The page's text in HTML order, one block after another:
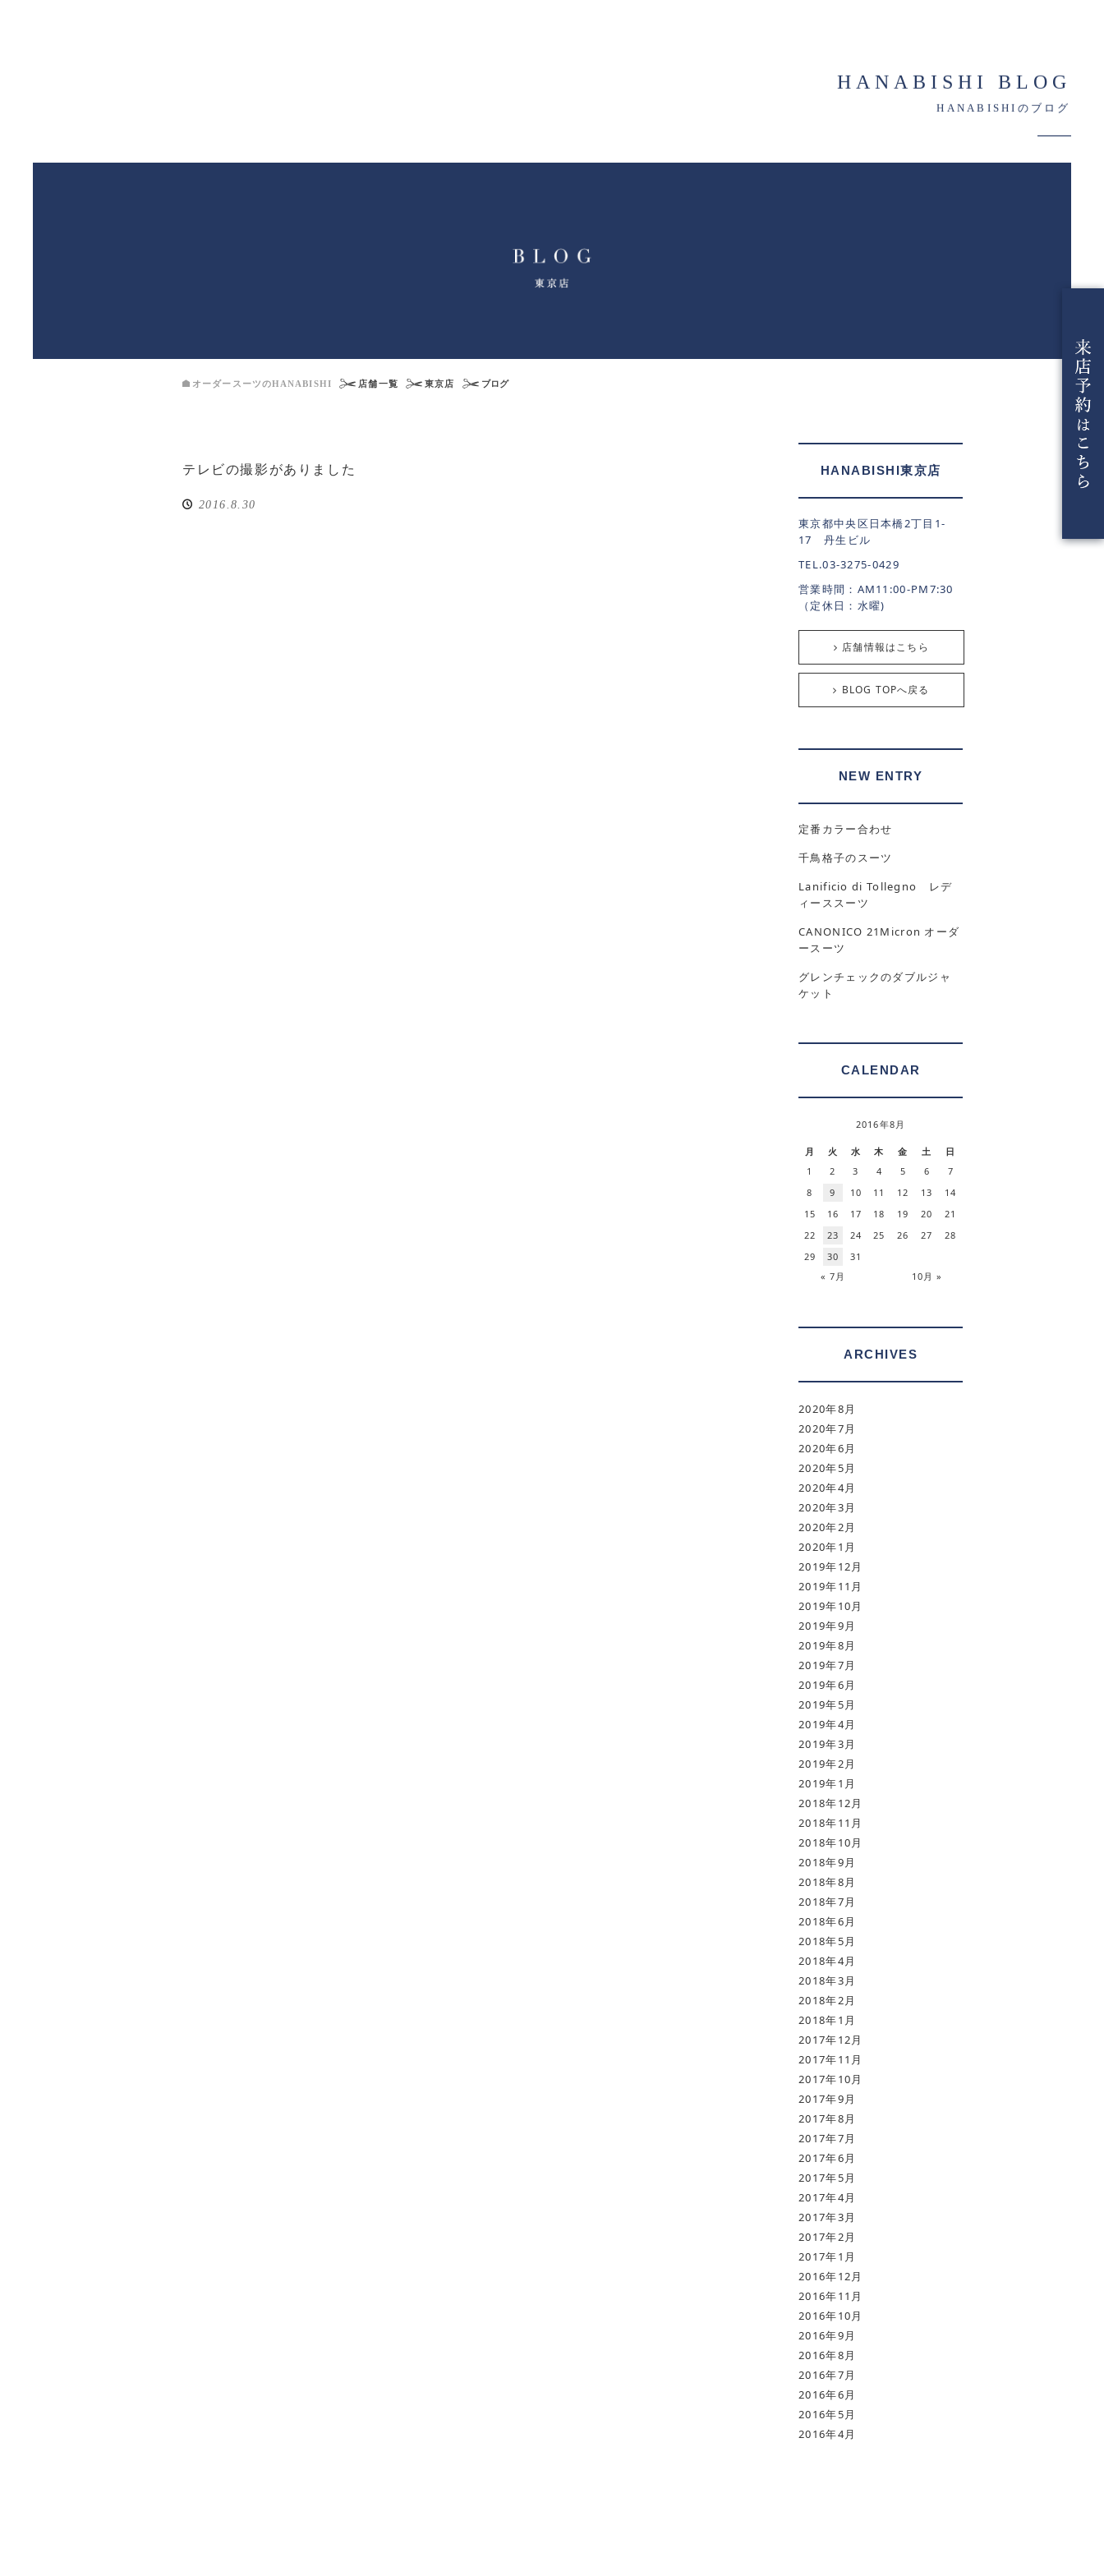
HANABISHI BLOG
HANABISHIのブログ
オーダースーツのHANABISHI 店舗一覧 東京店 ブログ
テレビの撮影がありました
2016.8.30
HANABISHI東京店
東京都中央区日本橋2丁目1-
17 丹生ビル
TEL.03-3275-0429
営業時間：AM11:00-PM7:30
（定休日：水曜)
店舗情報はこちら
BLOG TOPへ戻る
NEW ENTRY
定番カラー合わせ
千鳥格子のスーツ
Lanificio di Tollegno レデ
ィーススーツ
CANONICO 21Micron オーダ
ースーツ
グレンチェックのダブルジャ
ケット
CALENDAR
2016年8月
月 火 水 木 金 土 日
« 7月 10月 »
1 2 3 4 5 6
7
8
9 10 11 12 13
14
15
16 17 18 19 20
21
22
23 24 25 26 27
28
29
30 31
ARCHIVES
2020年8月
2020年7月
2020年6月
2020年5月
2020年4月
2020年3月
2020年2月
2020年1月
2019年12月
2019年11月
2019年10月
2019年9月
2019年8月
2019年7月
2019年6月
2019年5月
2019年4月
2019年3月
2019年2月
2019年1月
2018年12月
2018年11月
2018年10月
2018年9月
2018年8月
2018年7月
2018年6月
2018年5月
2018年4月
2018年3月
2018年2月
2018年1月
2017年12月
2017年11月
2017年10月
2017年9月
2017年8月
2017年7月
2017年6月
2017年5月
2017年4月
2017年3月
2017年2月
2017年1月
2016年12月
2016年11月
2016年10月
2016年9月
2016年8月
2016年7月
2016年6月
2016年5月
2016年4月